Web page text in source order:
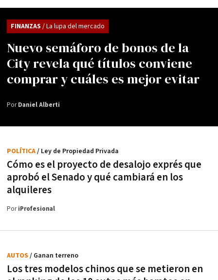
Nuevo semáforo de bonos de la
City revela qué títulos conviene
comprar y cuáles es mejor evitar
FINANZAS / La lupa del mercado
PorDaniel Alberti
Cómo es el proyecto de desalojo exprés que
aprobó el Senado y qué cambiará en los
alquileres
POLÍTICA/ Ley de Propiedad Privada
PoriProfesional
Los tres modelos chinos que se metieron en
AUTOS / Ganan terreno